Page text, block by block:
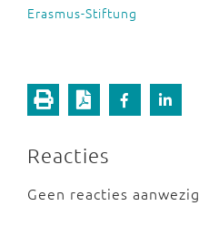
Erasmus-Stiftung
Reacties
Geen reacties aanwezig